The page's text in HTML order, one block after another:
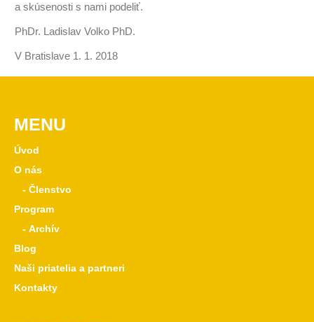
a skúsenosti s nami podeliť.
PhDr. Ladislav Volko PhD.
V Bratislave 1. 1. 2018
MENU
Úvod
O nás
- Členstvo
Program
- Archív
Blog
Naši priatelia a partneri
Kontakty